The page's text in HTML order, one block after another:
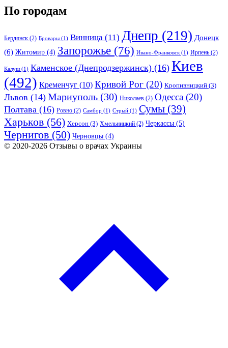
По городам
Бердянск (2) Бровары (1) Винница (11) Днепр (219) Донецк
(6) Житомир (4) Запорожье (76) Ивано-Франковск(1) Ирпень (2)
Калуш(1) Каменское (Днепродзержинск) (16) Киев
(492) Кременчуг (10) Кривой Рог (20) Кропивницкий (3)
Львов (14) Мариуполь (30) Николаев (2) Одесса (20)
Полтава (16) Ровно (2) Самбор (1) Стрый (1) Сумы (39)
Харьков (56) Херсон (3) Хмельницкий (2) Черкассы (5)
Чернигов (50) Черновцы (4)
© 2020-2026 Отзывы о врачах Украины